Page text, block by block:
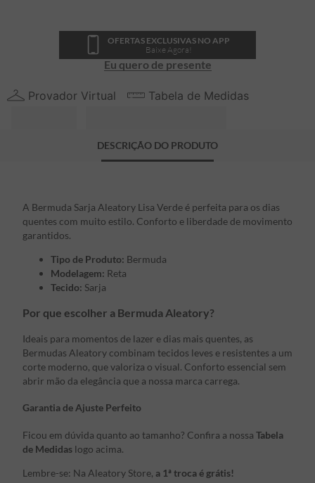
OFERTAS EXCLUSIVAS NO APP
Baixe Agora!
Eu quero de presente
Provador Virtual Tabela de Medidas
DESCRIÇÃO DO PRODUTO
A Bermuda Sarja Aleatory Lisa Verde é perfeita para os dias
quentes com muito estilo. Conforto e liberdade de movimento
garantidos.
Tipo de Produto: Bermuda
Modelagem: Reta
Tecido: Sarja
Por que escolher a Bermuda Aleatory?
Ideais para momentos de lazer e dias mais quentes, as
Bermudas Aleatory combinam tecidos leves e resistentes a um
corte moderno, que valoriza o visual. Conforto essencial sem
abrir mão da elegância que a nossa marca carrega.
Garantia de Ajuste Perfeito
Ficou em dúvida quanto ao tamanho? Confira a nossa Tabela
de Medidas logo acima.
Lembre-se: Na Aleatory Store, a 1ª troca é grátis!